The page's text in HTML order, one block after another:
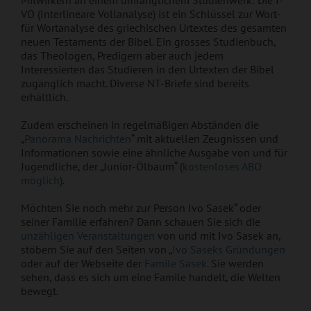
VO (Interlineare Vollanalyse) ist ein Schlüssel zur Wort-
für Wortanalyse des griechischen Urtextes des gesamten
neuen Testaments der Bibel. Ein grosses Studienbuch,
das Theologen, Predigern aber auch jedem
Interessierten das Studieren in den Urtexten der Bibel
zugänglich macht. Diverse NT-Briefe sind bereits
erhältlich.
Zudem erscheinen in regelmäßigen Abständen die
„Panorama Nachrichten“ mit aktuellen Zeugnissen und
Informationen sowie eine ähnliche Ausgabe von und für
Jugendliche, der „Junior-Ölbaum“ (kostenloses ABO
möglich).
Möchten Sie noch mehr zur Person Ivo Sasek“ oder
seiner Familie erfahren? Dann schauen Sie sich die
unzähligen Veranstaltungen von und mit Ivo Sasek an,
stöbern Sie auf den Seiten von „Ivo Saseks Gründungen
oder auf der Webseite der Famile Sasek. Sie werden
sehen, dass es sich um eine Famile handelt, die Welten
bewegt.